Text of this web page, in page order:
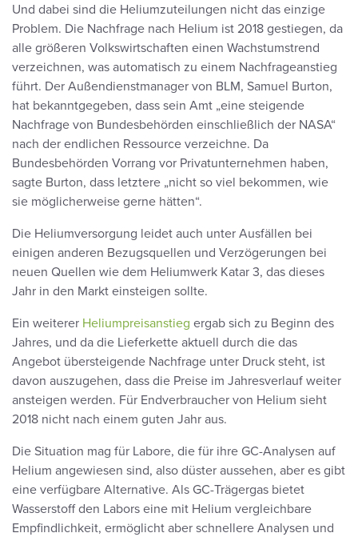
Und dabei sind die Heliumzuteilungen nicht das einzige
Problem. Die Nachfrage nach Helium ist 2018 gestiegen, da
alle größeren Volkswirtschaften einen Wachstumstrend
verzeichnen, was automatisch zu einem Nachfrageanstieg
führt. Der Außendienstmanager von BLM, Samuel Burton,
hat bekanntgegeben, dass sein Amt „eine steigende
Nachfrage von Bundesbehörden einschließlich der NASA“
nach der endlichen Ressource verzeichne. Da
Bundesbehörden Vorrang vor Privatunternehmen haben,
sagte Burton, dass letztere „nicht so viel bekommen, wie
sie möglicherweise gerne hätten“.
Die Heliumversorgung leidet auch unter Ausfällen bei
einigen anderen Bezugsquellen und Verzögerungen bei
neuen Quellen wie dem Heliumwerk Katar 3, das dieses
Jahr in den Markt einsteigen sollte.
Ein weiterer Heliumpreisanstieg ergab sich zu Beginn des
Jahres, und da die Lieferkette aktuell durch die das
Angebot übersteigende Nachfrage unter Druck steht, ist
davon auszugehen, dass die Preise im Jahresverlauf weiter
ansteigen werden. Für Endverbraucher von Helium sieht
2018 nicht nach einem guten Jahr aus.
Die Situation mag für Labore, die für ihre GC-Analysen auf
Helium angewiesen sind, also düster aussehen, aber es gibt
eine verfügbare Alternative. Als GC-Trägergas bietet
Wasserstoff den Labors eine mit Helium vergleichbare
Empfindlichkeit, ermöglicht aber schnellere Analysen und